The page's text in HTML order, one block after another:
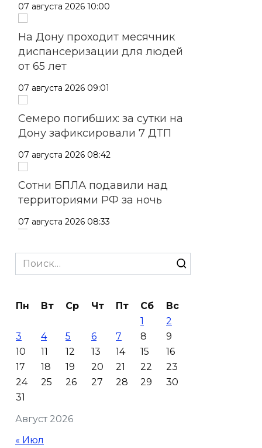
07 августа 2026 10:00
На Дону проходит месячник
диспансеризации для людей
от 65 лет
07 августа 2026 09:01
Семеро погибших: за сутки на
Дону зафиксировали 7 ДТП
07 августа 2026 08:42
Сотни БПЛА подавили над
территориями РФ за ночь
07 августа 2026 08:33
Мужчина утонул на озере в
Ростове
Жара не отступает от Ростова
07 августа 2026 07:15
Над тремя районами
Ростовской области сбили 20
БПЛА
06 августа 2026 23:00
Search
for:
Август 2026
Пн Вт Ср Чт Пт Сб
Вс
1
2
3
4 5 6 7 8
9
10
11 12 13 14 15
16
17
18 19 20 21 22
23
24
25 26 27 28 29
30
31
« Июл